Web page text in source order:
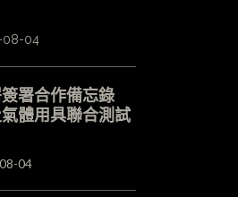
08-04
署合作備忘錄
體用具聯合測試
04